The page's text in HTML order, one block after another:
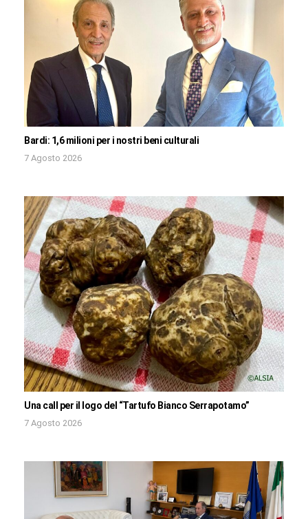
Bardi: 1,6 milioni per i nostri beni culturali
7 Agosto 2026
Una call per il logo del “Tartufo Bianco Serrapotamo”
7 Agosto 2026